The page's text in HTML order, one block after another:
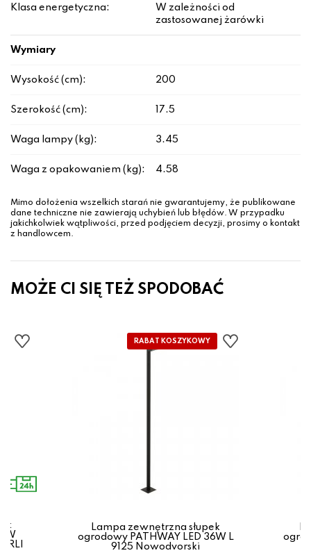
Klasa energetyczna:
W zależności od
zastosowanej żarówki
Wymiary
Wysokość (cm): 200
Szerokość (cm): 17.5
Waga lampy (kg): 3.45
Waga z opakowaniem (kg): 4.58
Mimo dołożenia wszelkich starań nie gwarantujemy, że publikowane
dane techniczne nie zawierają uchybień lub błędów. W przypadku
jakichkolwiek wątpliwości, przed podjęciem decyzji, prosimy o kontakt
z handlowcem.
MOŻE CI SIĘ TEŻ SPODOBAĆ
Lampa zewnętrzna słupek
ogrodowy PATHWAY LED 36W L
9125 Nowodvorski